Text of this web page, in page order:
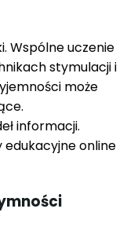
Wspólne uczenie
stymulacji i
może
informacji.
edukacyjne online